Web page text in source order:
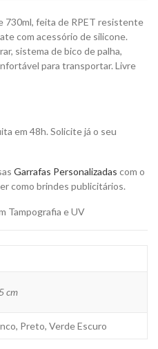
730ml, feita de RPET resistente
com acessório de silicone.
sistema de bico de palha,
para transportar. Livre
em 48h. Solicite já o seu
Garrafas Personalizadas com o
como brindes publicitários.
Tampografia e UV
cm
Preto, Verde Escuro